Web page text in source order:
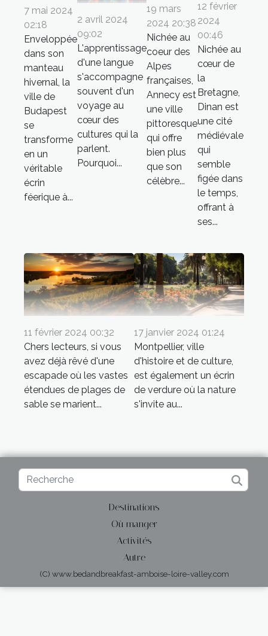
7 mai 2024
02:18
Enveloppée
dans son
manteau
hivernal, la
ville de
Budapest
se
transforme
en un
véritable
écrin
féerique à...
2 avril 2024
09:02
L'apprentissage
d'une langue
s'accompagne
souvent d'un
voyage au
cœur des
cultures qui la
parlent.
Pourquoi...
19 mars
2024 20:38
Nichée au
coeur des
Alpes
françaises,
Annecy est
une ville
pittoresque
qui offre
bien plus
que son
célèbre...
12 février
2024
00:46
Nichée au
cœur de
la
Bretagne,
Dinan est
une cité
médiévale
qui
semble
figée dans
le temps,
offrant à
ses...
11 février 2024 00:32
Chers lecteurs, si vous
avez déjà rêvé d'une
escapade où les vastes
étendues de plages de
sable se marient...
17 janvier 2024 01:24
Montpellier, ville
d'histoire et de culture,
est également un écrin
de verdure où la nature
s'invite au...
Destinations
Où manger
Activités
Autre
(C) www.bedandbreakfast-amboise-loire-valley.com